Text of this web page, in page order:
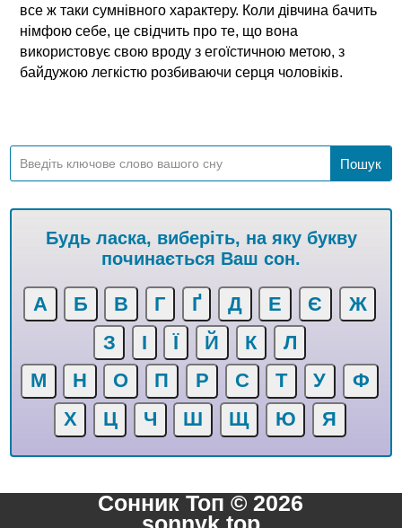
все ж таки сумнівного характеру. Коли дівчина бачить
німфою себе, це свідчить про те, що вона
використовує свою вроду з егоїстичною метою, з
байдужою легкістю розбиваючи серця чоловіків.
Будь ласка, виберіть, на яку букву
починається Ваш сон.
А Б В Г Ґ Д Е Є
Ж
З
І Ї Й К
Л
М
Н О П Р С Т У
Ф
Х
Ц Ч Ш Щ Ю Я
Сонник Топ © 2026